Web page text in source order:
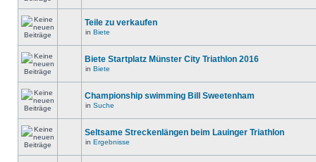
Teile zu verkaufen
in Biete
Biete Startplatz Münster City Triathlon 2016
in Biete
Championship swimming Bill Sweetenham
in Suche
Seltsame Streckenlängen beim Lauinger Triathlon
in Ergebnisse